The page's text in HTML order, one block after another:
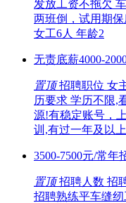
发放工资不拖欠
两班倒，试用期保
女工6人 年龄2
无责底薪4000-
置顶招聘职位 女
历要求 学历不限,
源!有稳定账号，
训,有过一年及以
3500-7500元/常年
置顶招聘人数 招
招聘熟练平车缝